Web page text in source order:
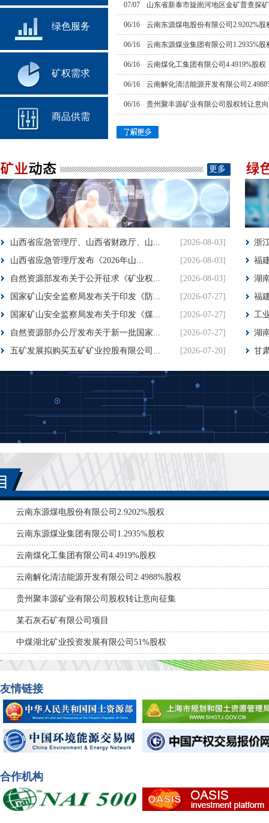
绿色服务
矿权需求
商品供需
07/07 山东省新泰市旋崮河地区金矿普查探
06/16 云南东源煤电股份有限公司2.9202%股
06/16 云南东源煤业集团有限公司1.2935%股
06/16 云南煤化工集团有限公司4.4919%股权
06/16 云南解化清洁能源开发有限公司
06/16 贵州聚丰源矿业有限公司股权转让意
更多
山西省应急管理厅、山西省财政厅、山...
[2026-08-03]
山西省应急管理厅发布《2026年山...
[2026-08-03]
自然资源部发布关于公开征求《矿业权...
[2026-08-03]
国家矿山安全监察局发布关于印发《防...
[2026-07-27]
国家矿山安全监察局发布关于印发《煤...
[2026-07-27]
自然资源部办公厅发布关于新一批国家...
[2026-07-27]
五矿发展拟购买五矿矿业控股有限公司...
[2026-07-20]
浙
福
湖
福
工
湖
甘
云南东源煤电股份有限公司2.9202%股权
云南东源煤业集团有限公司1.2935%股权
云南煤化工集团有限公司4.4919%股权
云南解化清洁能源开发有限公司2.4988%股权
贵州聚丰源矿业有限公司股权转让意向征集
某石灰石矿有限公司项目
中煤湖北矿业投资发展有限公司51%股权
友情链接
合作机构